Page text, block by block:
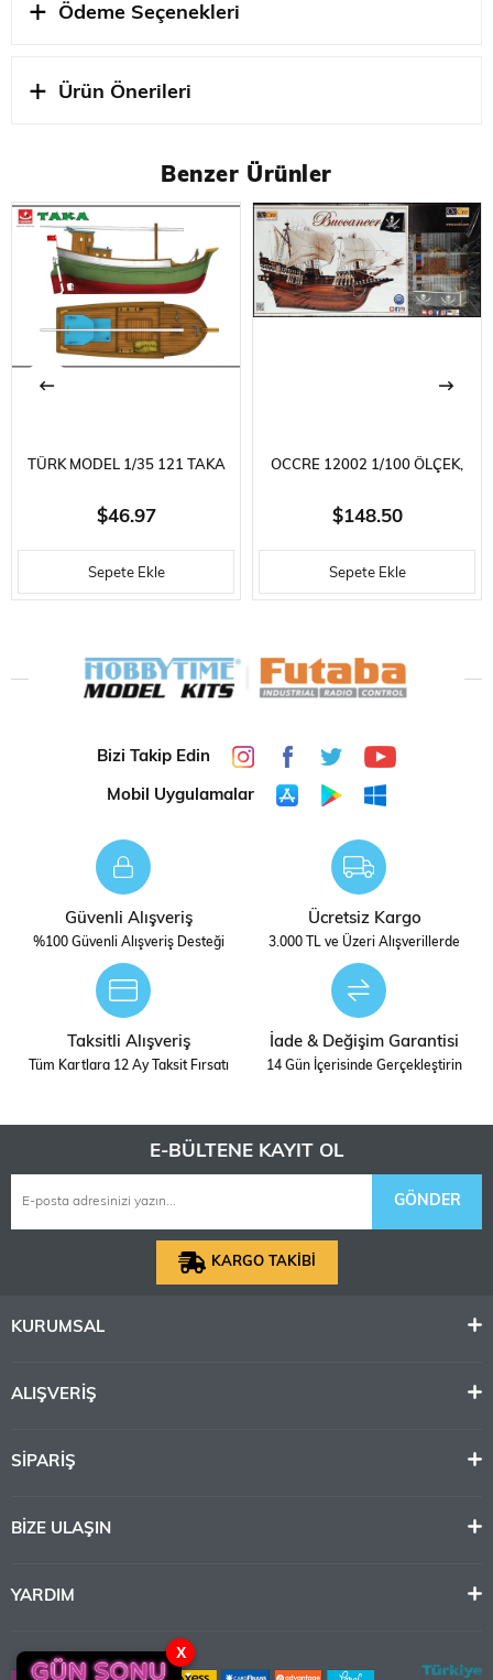
DURUMU
DIGERLERI
Ödeme Seçenekleri
Ürün Önerileri
Benzer Ürünler
TÜRK MODEL 1/35 121 TAKA
KARADENIZ BALIKÇI TEKNESI,
38 CM. AHŞAP MODEL KITI
$46.97
Sepete Ekle
OCCRE 12002 1/100 ÖLÇEK,
BUCCANEER, 57 CM. YELKENLI
KORSAN GEMISI, AHŞAP
MODEL KITI
$148.50
Sepete Ekle
Bizi Takip Edin
Mobil Uygulamalar
Güvenli Alışveriş
%100 Güvenli Alışveriş Desteği
Ücretsiz Kargo
3.000 TL ve Üzeri Alışverillerde
Taksitli Alışveriş
Tüm Kartlara 12 Ay Taksit Fırsatı
İade & Değişim Garantisi
14 Gün İçerisinde Gerçekleştirin
E-BÜLTENE KAYIT OL
GÖNDER
KARGO TAKİBİ
KURUMSAL
ALIŞVERİŞ
SİPARİŞ
BİZE ULAŞIN
YARDIM
X